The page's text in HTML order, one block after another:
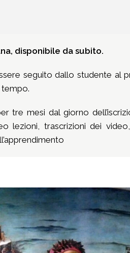
disponibile da subito.
seguito dallo studente al
tre mesi dal giorno
trascrizioni dei video,